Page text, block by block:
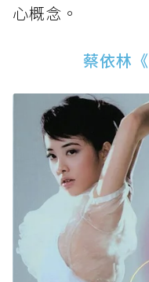
心概念。
蔡依林